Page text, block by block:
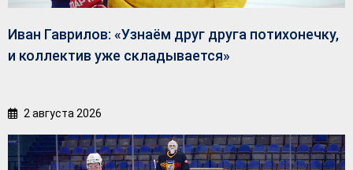
Иван Гаврилов: «Узнаём друг друга потихонечку,
и коллектив уже складывается»
2 августа 2026